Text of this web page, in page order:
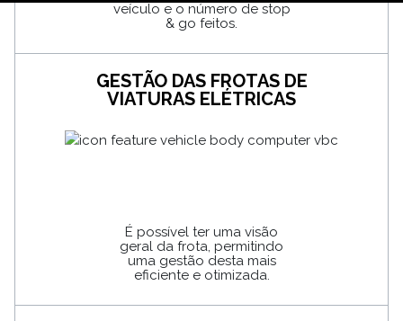
veículo e o número de stop
& go feitos.
GESTÃO DAS FROTAS DE
VIATURAS ELÉTRICAS
É possível ter uma visão
geral da frota, permitindo
uma gestão desta mais
eficiente e otimizada.